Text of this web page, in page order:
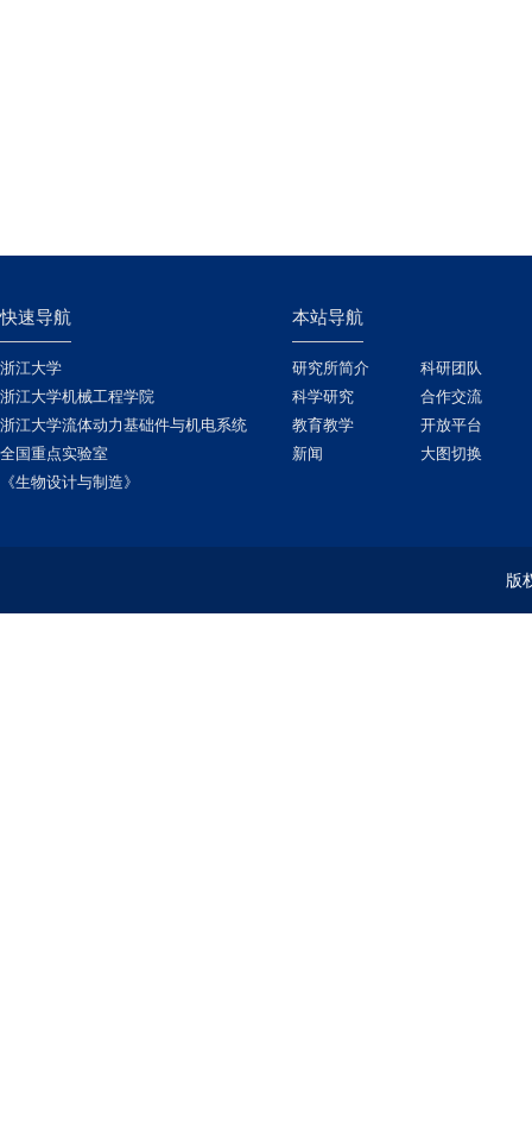
快速导航
浙江大学
浙江大学机械工程学院
浙江大学流体动力基础件与机电系统
全国重点实验室
《生物设计与制造》
本站导航
研究所简介
科研团队
科学研究
合作交流
教育教学
开放平台
新闻
大图切换
版